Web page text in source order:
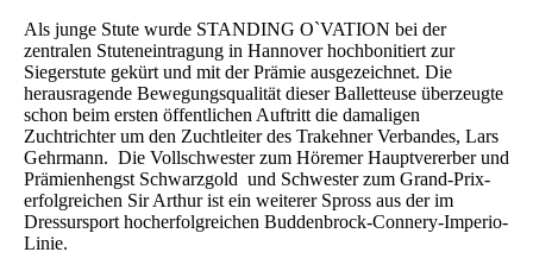
Als junge Stute wurde STANDING O`VATION bei der
zentralen Stuteneintragung in Hannover hochbonitiert zur
Siegerstute gekürt und mit der Prämie ausgezeichnet. Die
herausragende Bewegungsqualität dieser Balletteuse überzeugte
schon beim ersten öffentlichen Auftritt die damaligen
Zuchtrichter um den Zuchtleiter des Trakehner Verbandes, Lars
Gehrmann. Die Vollschwester zum Höremer Hauptvererber und
Prämienhengst Schwarzgold und Schwester zum Grand-Prix-
erfolgreichen Sir Arthur ist ein weiterer Spross aus der im
Dressursport hocherfolgreichen Buddenbrock-Connery-Imperio-
Linie.